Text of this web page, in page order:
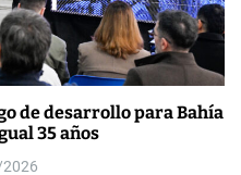
de desarrollo para Bahía
35 años